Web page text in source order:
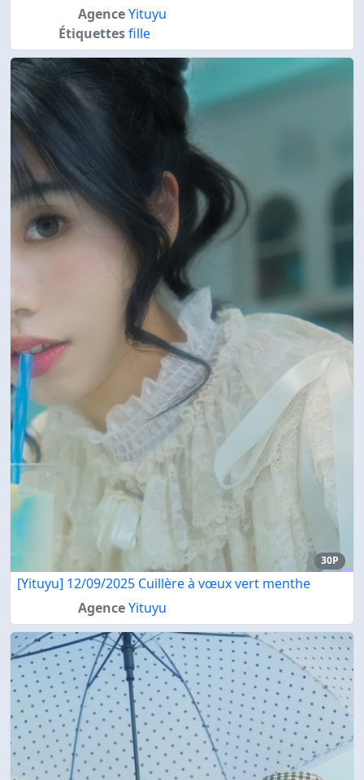
AgenceYituyu
Étiquettesfille
30P
[Yituyu] 12/09/2025 Cuillère à vœux vert menthe
AgenceYituyu